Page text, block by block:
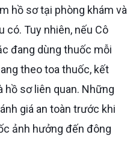
hồ sơ tại phòng khám và
có. Tuy nhiên, nếu Cô
đang dùng thuốc mỗi
theo toa thuốc, kết
hồ sơ liên quan. Những
giá an toàn trước khi
ảnh hưởng đến đông